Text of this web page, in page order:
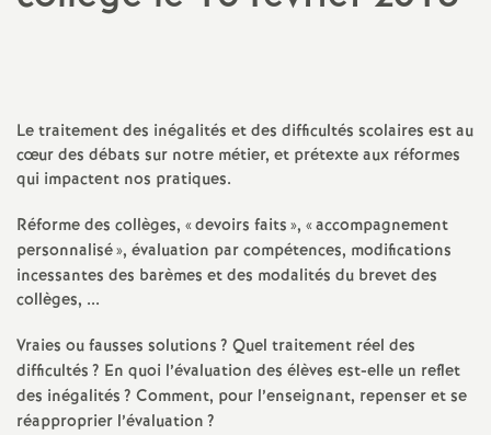
i
o
n
a
l
Le traitement des inégalités et des difficultés scolaires est au
cœur des débats sur notre métier, et prétexte aux réformes
qui impactent nos pratiques.
Réforme des collèges, «devoirs faits», «accompagnement
personnalisé», évaluation par compétences, modifications
incessantes des barèmes et des modalités du brevet des
collèges, ...
Vraies ou fausses solutions? Quel traitement réel des
difficultés? En quoi l’évaluation des élèves est-elle un reflet
des inégalités? Comment, pour l’enseignant, repenser et se
réapproprier l’évaluation?